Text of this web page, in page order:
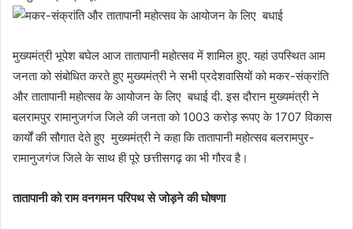
मुख्यमंत्री भूपेश बघेल आज तातापानी महोत्सव में शामिल हुए. यहां उपस्थित आम
जनता को संबोधित करते हुए मुख्यमंत्री ने सभी प्रदेशवासियों को मकर-संक्रांति
और तातापानी महोत्सव के आयोजन के लिए बधाई दी. इस दौरान मुख्यमंत्री ने
बलरामपुर रामानुजगंज जिले की जनता को 1003 करोड़ रूपए के 1707 विकास
कार्यों की सौगात देते हुए मुख्यमंत्री ने कहा कि तातापानी महोत्सव बलरामपुर-
रामानुजगंज जिले के साथ ही पूरे छत्तीसगढ़ का भी गौरव है।
तातापानी को राम वनगमन परिपथ से जोड़ने की घोषणा